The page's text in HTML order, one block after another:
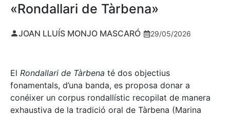
«Rondallari de Tàrbena»
JOAN LLUÍS MONJO MASCARÓ 29/05/2026
El Rondallari de Tàrbena té dos objectius
fonamentals, d’una banda, es proposa donar a
conéixer un corpus rondallístic recopilat de manera
exhaustiva de la tradició oral de Tàrbena (Marina